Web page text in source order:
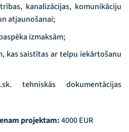
kanalizācijas, komunikāciju
atjaunošanai;
izmaksām;
kas saistītas ar telpu iekārtošanu
tehniskās dokumentācijas
projektam:4000 EUR